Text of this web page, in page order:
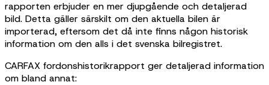
rapporten erbjuder en mer djupgående och detaljerad
bild. Detta gäller särskilt om den aktuella bilen är
importerad, eftersom det då inte finns någon historisk
information om den alls i det svenska bilregistret.
CARFAX fordonshistorikrapport ger detaljerad information
om bland annat: